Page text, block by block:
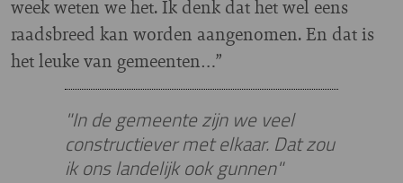
week weten we het. Ik denk dat het wel eens
raadsbreed kan worden aangenomen. En dat is
het leuke van gemeenten…”
"In de gemeente zijn we veel
constructiever met elkaar. Dat zou
ik ons landelijk ook gunnen"